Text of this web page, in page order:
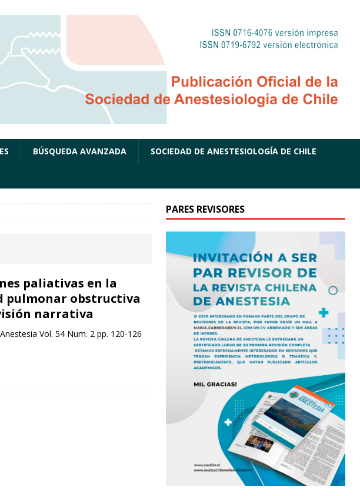
BÚSQUEDA AVANZADA SOCIEDAD DE ANESTESIOLOGÍA DE CHILE
paliativas en la
pulmonar obstructiva
narrativa
Vol. 54 Num. 2 pp. 120-126
PARES REVISORES